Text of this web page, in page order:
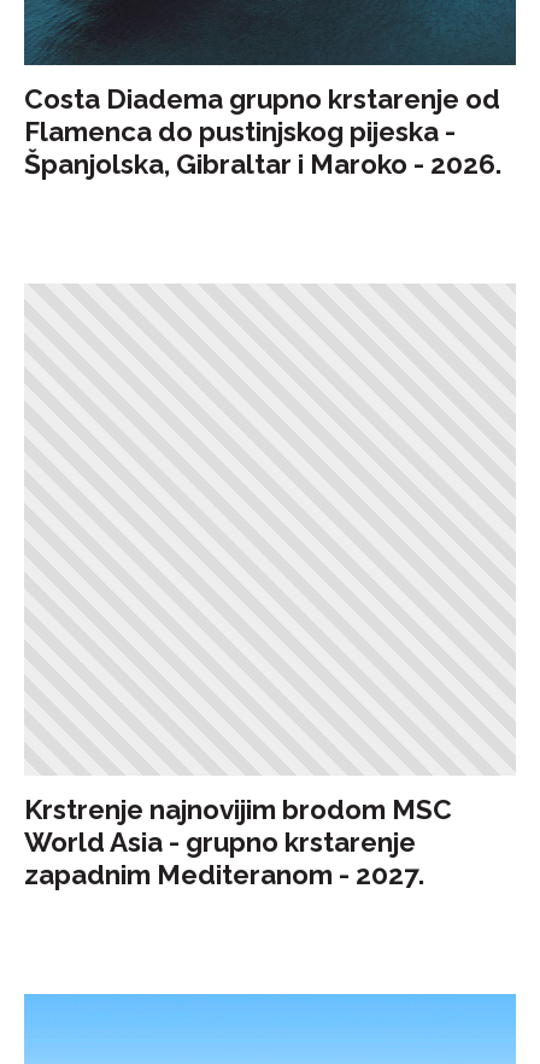
Costa Diadema grupno krstarenje od
Flamenca do pustinjskog pijeska -
Španjolska, Gibraltar i Maroko - 2026.
Krstrenje najnovijim brodom MSC
World Asia - grupno krstarenje
zapadnim Mediteranom - 2027.